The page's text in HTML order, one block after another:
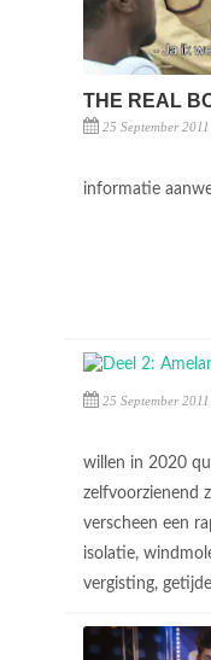
THE REAL
25 September 2011
informatie
25 September 2011
willen in 2020
zelfvoorzienend
verscheen een
isolatie,
vergisting,